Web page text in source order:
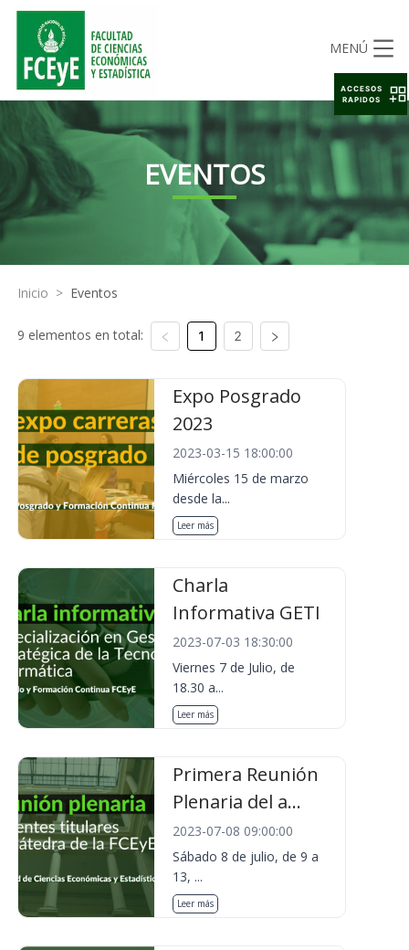
MENÚ
EVENTOS
Inicio > Eventos
9 elementos en total: 1 2
Expo Posgrado
2023
2023-03-15 18:00:00
Miércoles 15 de marzo
desde la...
Leer más
Charla
Informativa GETI
2023-07-03 18:30:00
Viernes 7 de Julio, de
18.30 a...
Leer más
Primera Reunión
Plenaria del a...
2023-07-08 09:00:00
Sábado 8 de julio, de 9 a
13, ...
Leer más
ACCESOS
RAPIDOS